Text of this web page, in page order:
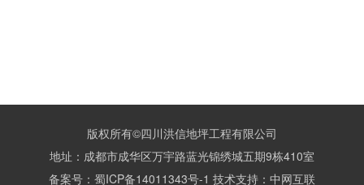
版权所有©四川洪信地坪工程有限公司
地址：成都市成华区万宇路蓝光锦绣城五期9栋410室
备案号： 蜀ICP备14011343号-1 技术支持： 中网互联